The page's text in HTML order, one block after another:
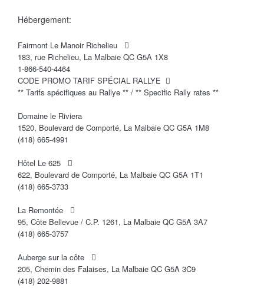
Hébergement:
Fairmont Le Manoir Richelieu
183, rue Richelieu, La Malbaie QC G5A 1X8
1-866-540-4464
CODE PROMO TARIF SPÉCIAL RALLYE
** Tarifs spécifiques au Rallye ** / ** Specific Rally rates **
Domaine le Riviera
1520, Boulevard de Comporté, La Malbaie QC G5A 1M8
(418) 665-4991
Hôtel Le 625
622, Boulevard de Comporté, La Malbaie QC G5A 1T1
(418) 665-3733
La Remontée
95, Côte Bellevue / C.P. 1261, La Malbaie QC G5A 3A7
(418) 665-3757
Auberge sur la côte
205, Chemin des Falaises, La Malbaie QC G5A 3C9
(418) 202-9881